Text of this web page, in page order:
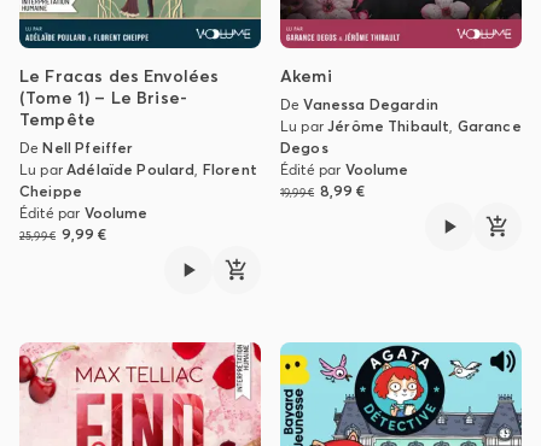
Le Fracas des Envolées
(Tome 1) – Le Brise-
Tempête
DeNell Pfeiffer
Lu parAdélaïde Poulard, Florent
Cheippe
Édité par Voolume
25,99 € 9,99 €
Akemi
DeVanessa Degardin
Lu parJérôme Thibault, Garance
Degos
Édité par Voolume
19,99 € 8,99 €